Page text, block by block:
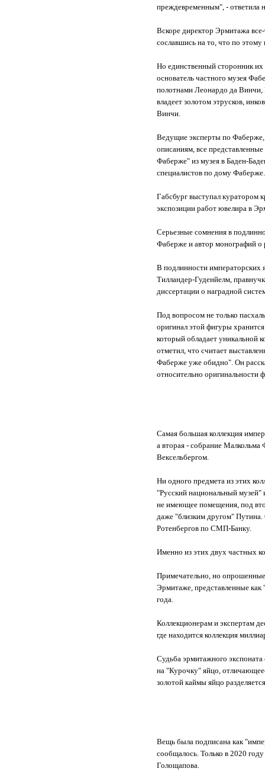
преждевременным", - ответила
Вскоре директор Эрмитажа
сославшись на то, что по
Но единственный сторонник их
основатель частного музея
полотнами Леонардо да Винчи,
владеет золотом этрусков,
Винчи.
Ведущие эксперты по Фаберже,
описаниям, все
Фаберже" из музея в Баден-
специалистов по дому
Габсбург выступал
экспозиции работ ювелира в
Серьезные сомнения в
Фаберже и автор монографий о
В подлинности императорских
Тилландер-Гуденйелм,
диссертации о наградной
Под вопросом не только
оригинал этой фигуры
который обладает уникальной
отметил, что считает
Фаберже уже обидно". Он
относительно оригинальности
Самая большая коллекция
а вторая - собрание
Вексельбергом.
Ни одного предмета из этих
"Русский национальный
не имеющее помещения, под
даже "близким другом"
Ротенбергов по СМП-Банку.
Именно из этих двух частных
Примечательно, но опрошенные
Эрмитаже, представленные
года.
Коллекционерам и экспертам
где находится коллекция
Судьба эрмитажного экспоната
на "Курочку" яйцо,
золотой каймы яйцо
Вещь была подписана как
сообщалось. Только в 2020
Голощапова.